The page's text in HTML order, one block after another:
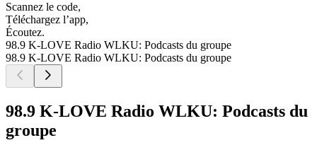
Scannez le code,
Téléchargez l’app,
Écoutez.
98.9 K-LOVE Radio WLKU: Podcasts du groupe
98.9 K-LOVE Radio WLKU: Podcasts du groupe
98.9 K-LOVE Radio WLKU: Podcasts du
groupe